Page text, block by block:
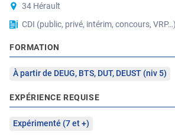
34 Hérault
CDI (public, privé, intérim, concours, VRP…)
FORMATION
À partir de DEUG, BTS, DUT, DEUST (niv 5)
EXPÉRIENCE REQUISE
Expérimenté (7 et +)